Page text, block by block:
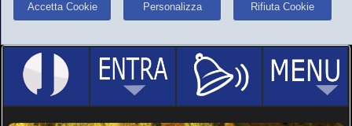
Accetta Cookie Personalizza Rifiuta Cookie